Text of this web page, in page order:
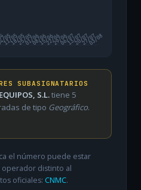
05
11/0518/0525/0501/0608/0615/0622/0629/0606/0713/0720/0727/07
03/08
SUBASIGNATARIOS
S.L.tiene 5
de tipo Geográfico.
el número puede estar
distinto al
oficiales: CNMC.